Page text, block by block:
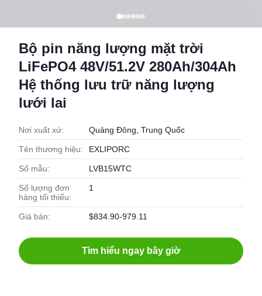
Bộ pin năng lượng mặt trời
LiFePO4 48V/51.2V 280Ah/304Ah
Hệ thống lưu trữ năng lượng
lưới lai
Nơi xuất xứ: Quảng Đông, Trung Quốc
Tên thương hiệu: EXLIPORC
Số mẫu: LVB15WTC
Số lượng đơn
hàng tối thiểu:
1
Giá bán: $834.90-979.11
Tìm hiểu ngay bây giờ